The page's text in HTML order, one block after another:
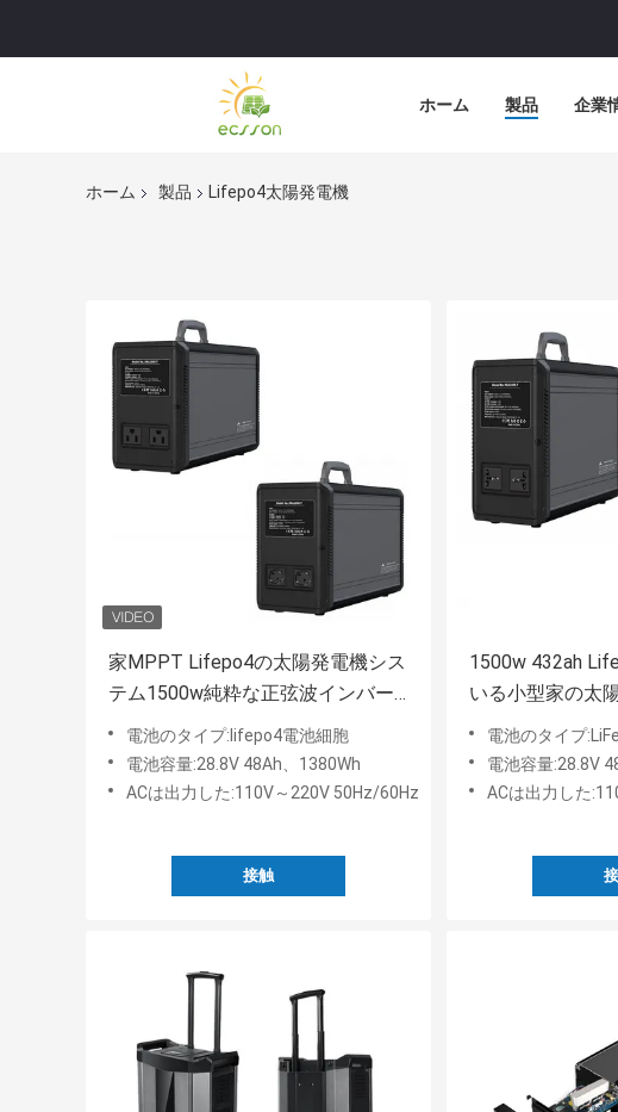
ホーム 製品 企業
ホーム 製品 Lifepo4太陽発電機
家MPPT Lifepo4の太陽発電機シス
テム1500w純粋な正弦波インバー
ター
電池のタイプ:lifepo4電池細胞
電池容量:28.8V 48Ah、1380Wh
ACは出力した:110V～220V 50Hz/60Hz
接触
1500w 432ah
いる小型家の太
電池のタイプ
電池容量:28.8V
ACは出力した